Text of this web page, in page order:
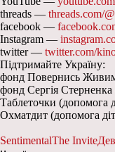
threads — threads.com/
facebook —
Instagram —
twitter — twitter.com/
Підтримайте Україну:
фонд Повернись
фонд Сергія
Таблеточки (допомога
Охматдит (допомога
SentimentalThe Invite